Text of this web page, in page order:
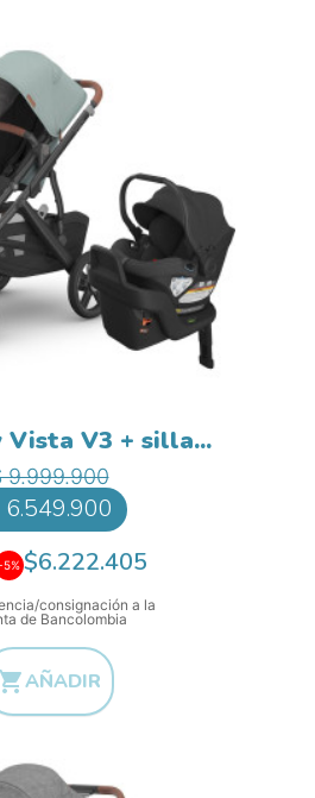
Vista V3 + silla...
Precio base
9.999.900Precio
6.549.900
$6.222.405
consignación a la
de Bancolombia
AÑADIR